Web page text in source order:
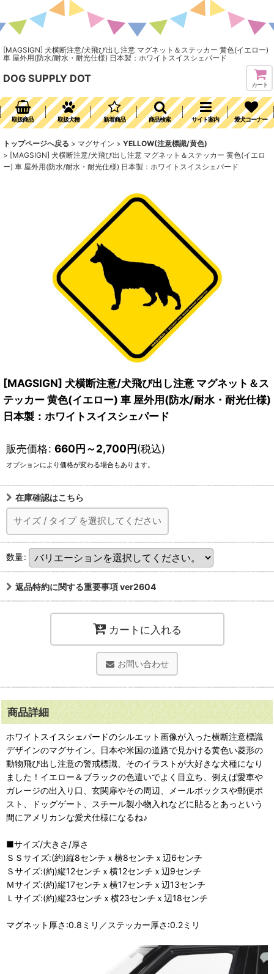
[MAGSIGN] 犬横断注意/犬飛び出し注意 マグネット＆ステッカー 黄色(イエロー)
車 屋外用(防水/耐水・耐光仕様) 日本製：ホワイトスイスシェパード
DOG SUPPLY DOT
カート
取扱商品 取扱犬種 新着商品 商品検索 サイト案内 愛犬コーナー
トップページへ戻る > マグサイン > YELLOW(注意標識/黄色)
> [MAGSIGN] 犬横断注意/犬飛び出し注意 マグネット＆ステッカー 黄色(イエロ
ー) 車 屋外用(防水/耐水・耐光仕様) 日本製：ホワイトスイスシェパード
[MAGSIGN] 犬横断注意/犬飛び出し注意 マグネット＆ス
テッカー 黄色(イエロー) 車 屋外用(防水/耐水・耐光仕様)
日本製：ホワイトスイスシェパード
販売価格: 660円～2,700円(税込)
オプションにより価格が変わる場合もあります。
在庫確認はこちら
サイズ / タイプ を選択してください
数量:
返品特約に関する重要事項 ver2604
カートに入れる
お問い合わせ
商品詳細
ホワイトスイスシェパードのシルエット画像が入った横断注意標識
デザインのマグサイン。日本や米国の道路で見かける黄色い菱形の
動物飛び出し注意の警戒標識、そのイラストが大好きな犬種になり
ました！イエロー＆ブラックの色遣いでよく目立ち、例えば愛車や
ガレージの出入り口、玄関扉やその周辺、メールボックスや郵便ポ
スト、ドッグゲート、スチール製小物入れなどに貼るとあっという
間にアメリカンな愛犬仕様になるね♪
■サイズ/大きさ/厚さ
ＳＳサイズ:(約)縦8センチｘ横8センチｘ辺6センチ
Ｓサイズ:(約)縦12センチｘ横12センチｘ辺9センチ
Ｍサイズ:(約)縦17センチｘ横17センチｘ辺13センチ
Ｌサイズ:(約)縦23センチｘ横23センチｘ辺18センチ
マグネット厚さ:0.8ミリ／ステッカー厚さ:0.2ミリ